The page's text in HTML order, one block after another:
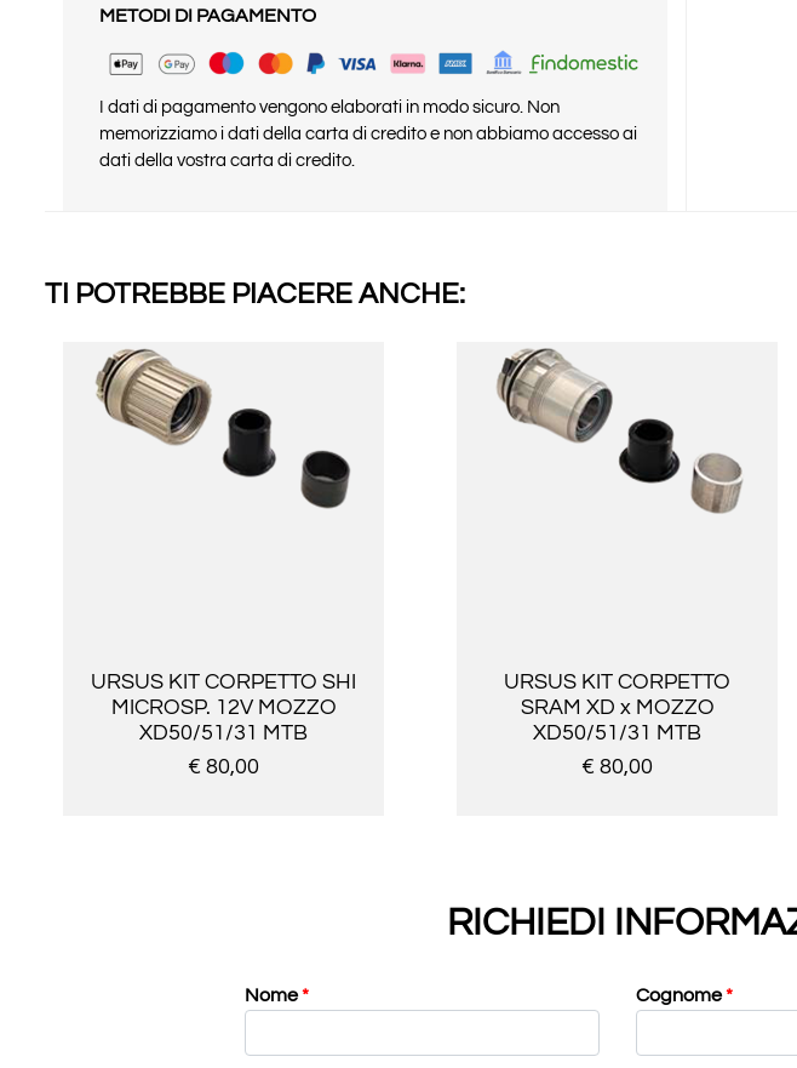
METODI DI PAGAMENTO
I dati di pagamento vengono elaborati in modo sicuro. Non
memorizziamo i dati della carta di credito e non abbiamo accesso ai
dati della vostra carta di credito.
TI POTREBBE PIACERE ANCHE:
URSUS KIT CORPETTO SHI
MICROSP. 12V MOZZO
XD50/51/31 MTB
€ 80,00
URSUS KIT CORPETTO
SRAM XD x MOZZO
XD50/51/31 MTB
€ 80,00
RICHIEDI
Nome* Cognome*